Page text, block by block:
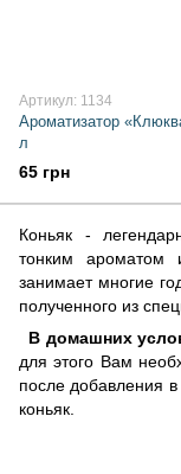
Артикул: 1134
Ароматизатор
л
65 грн
Коньяк -
тонким ароматом
занимает многие
полученного из
В домашних
для этого Вам
после добавления
коньяк.